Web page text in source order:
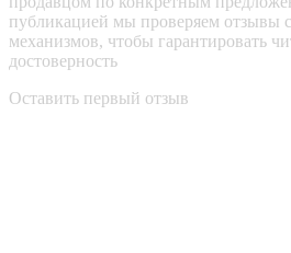
публикацией мы проверяем отзывы
механизмов, чтобы гарантировать
достоверность
Оставить первый отзыв